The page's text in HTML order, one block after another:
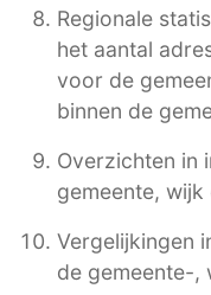
Regionale
het aantal
voor de
binnen de
Overzichten in
gemeente, wijk
Vergelijkingen
de gemeente-,